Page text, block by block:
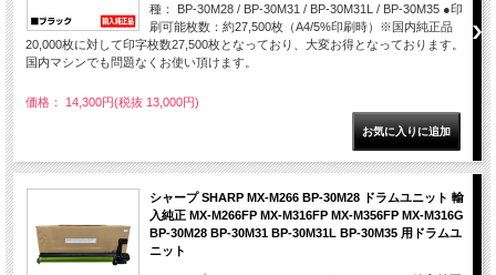
種： BP-30M28 / BP-30M31 / BP-30M31L / BP-30M35 ●印
刷可能枚数：約27,500枚（A4/5%印刷時）※国内純正品
20,000枚に対して印字枚数27,500枚となっており、大変お得となっております。
国内マシンでも問題なくお使い頂けます。
価格： 14,300円(税抜 13,000円)
シャープ SHARP MX-M266 BP-30M28 ドラムユニット 輸
入純正 MX-M266FP MX-M316FP MX-M356FP MX-M316G
BP-30M28 BP-30M31 BP-30M31L BP-30M35 用ドラムユ
ニット